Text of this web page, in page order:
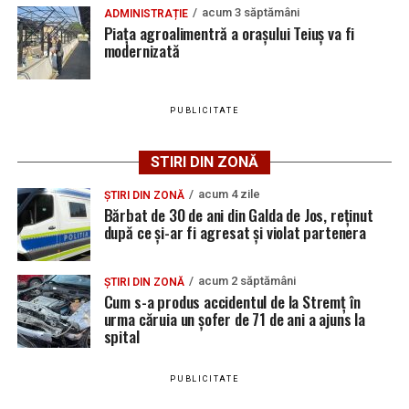
ce și-ar fi agresat și violat partenera
aspectul săvârșirii infracțiunilor de amenințare și
distrugere.
preferată pe Google
Urmărește Ziarul Unirea pe Social Media
YouTube Instagram WhatsApp TikTok
ADMINISTRAȚIE acum 3 săptămâni
Piața agroalimentră a orașului Teiuș va fi
modernizată
PUBLICITATE
STIRI DIN ZONĂ
ȘTIRI DIN ZONĂ acum 4 zile
Bărbat de 30 de ani din Galda de Jos, reținut
după ce și-ar fi agresat și violat partenera
ȘTIRI DIN ZONĂ acum 2 săptămâni
Cum s-a produs accidentul de la Stremț în
urma căruia un șofer de 71 de ani a ajuns la
spital
PUBLICITATE